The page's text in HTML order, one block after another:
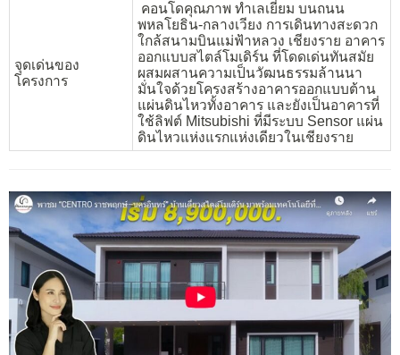
จุดเด่นของ
โครงการ
คอนโดคุณภาพ ทำเลเยี่ยม บนถนน
พหลโยธิน-กลางเวียง การเดินทางสะดวก
ใกล้สนามบินแม่ฟ้าหลวง เชียงราย อาคาร
ออกแบบสไตล์โมเดิร์น ที่โดดเด่นทันสมัย
ผสมผสานความเป็นวัฒนธรรมล้านนา
มั่นใจด้วยโครงสร้างอาคารออกแบบต้าน
แผ่นดินไหวทั้งอาคาร และยังเป็นอาคารที่
ใช้ลิฟต์ Mitsubishi ที่มีระบบ Sensor แผ่น
ดินไหวแห่งแรกแห่งเดียวในเชียงราย